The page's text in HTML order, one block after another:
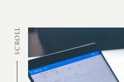
CREATION
MARKETING
SCROLL